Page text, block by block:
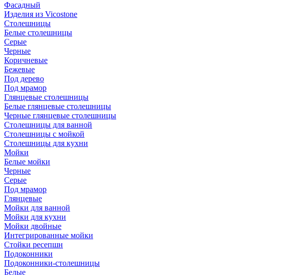
Фасадный
Изделия из Vicostone
Столешницы
Белые столешницы
Серые
Черные
Коричневые
Бежевые
Под дерево
Под мрамор
Глянцевые столешницы
Белые глянцевые столешницы
Черные глянцевые столешницы
Столешницы для ванной
Столешницы с мойкой
Столешницы для кухни
Мойки
Белые мойки
Черные
Серые
Под мрамор
Глянцевые
Мойки для ванной
Мойки для кухни
Мойки двойные
Интегрированные мойки
Стойки ресепшн
Подоконники
Подоконники-столешницы
Белые